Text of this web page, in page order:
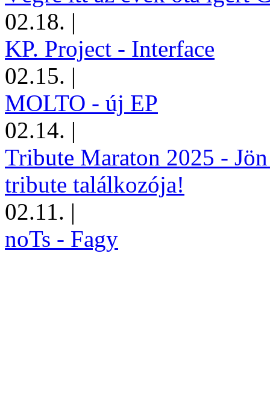
02.18. |
KP. Project - Interface
02.15. |
MOLTO - új EP
02.14. |
Tribute Maraton 2025 -
tribute találkozója!
02.11. |
noTs - Fagy